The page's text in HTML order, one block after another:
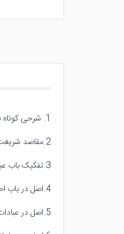
1. شرحی کوتاه بر مقاصد شریعت (تفکیک باب عبادات از معاملات)**
2.مقاصد شریعت
3.تفکیک باب عبادات از عادات (معاملات)
4.اصل در باب احکام غیر تعبدی بودن است
5.اصل در عبادات پایبندی و تعبد به نص است